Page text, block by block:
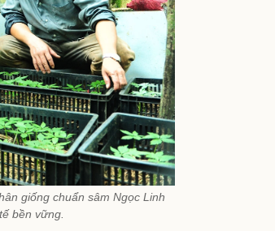
giống chuẩn sâm Ngọc Linh
bền vững.